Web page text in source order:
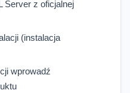
Server z oficjalnej
(instalacja
wprowadź